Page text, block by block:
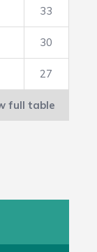
33
30
27
full table